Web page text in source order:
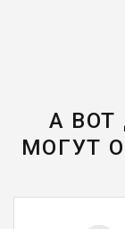
А
МОГУТ